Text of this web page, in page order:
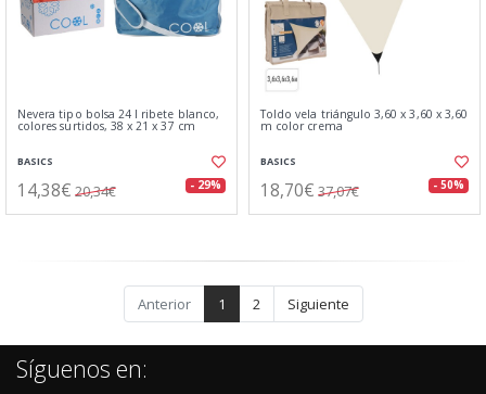
Nevera tipo bolsa 24 l ribete blanco,
colores surtidos, 38 x 21 x 37 cm
BASICS
14,38€ 20,34€ - 29%
Toldo vela triángulo 3,60 x 3,60 x 3,60
m color crema
BASICS
18,70€ 37,07€ - 50%
Anterior 1 2 Siguiente
Síguenos en: